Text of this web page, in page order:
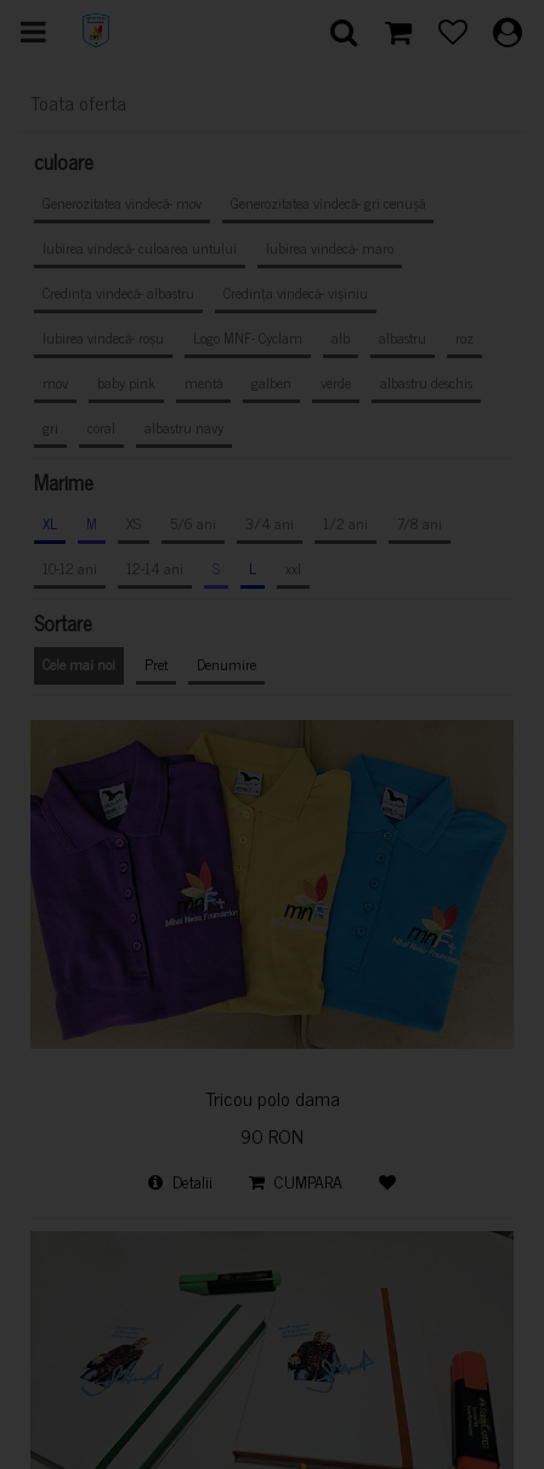
Toata oferta
culoare
Generozitatea vindecă- mov
Generozitatea vindecă- gri cenușă
Iubirea vindecă- culoarea untului
Iubirea vindecă- maro
Credința vindecă- albastru
Credința vindecă- vișiniu
Iubirea vindecă- roșu
Logo MNF- Cyclam alb albastru
roz
mov
baby pink mentă galben verde
albastru deschis
gri
coral albastru navy
Marime
XL M XS 5/6 ani 3/4 ani 1/2 ani
7/8 ani
10-12 ani
12-14 ani S L xxl
Sortare
Cele mai noi Pret Denumire
Tricou polo dama
90 RON
Detalii CUMPARA